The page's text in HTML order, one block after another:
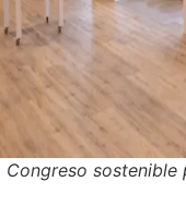
Congreso sostenible